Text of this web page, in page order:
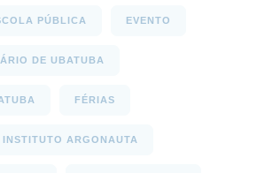
PÚBLICA EVENTO
DE UBATUBA
FÉRIAS
INSTITUTO ARGONAUTA